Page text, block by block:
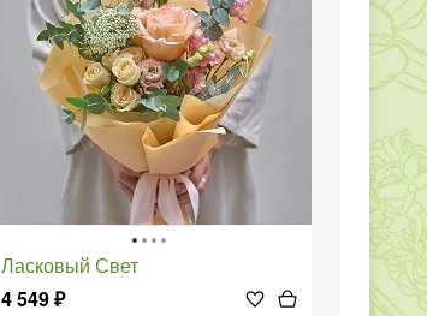
Ласковый Свет
4 549₽